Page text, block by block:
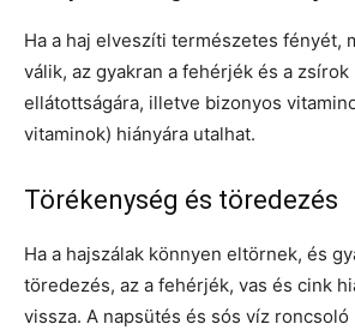
Ha a haj elveszíti természetes fényét,
válik, az gyakran a fehérjék és a
ellátottságára, illetve bizonyos
vitaminok) hiányára utalhat.
Törékenység és töredezés
Ha a hajszálak könnyen eltörnek, és
töredezés, az a fehérjék, vas és cink
vissza. A napsütés és sós víz roncsoló